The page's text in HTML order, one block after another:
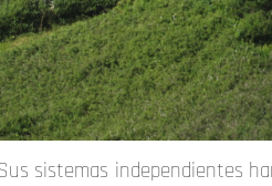
sistemas independientes